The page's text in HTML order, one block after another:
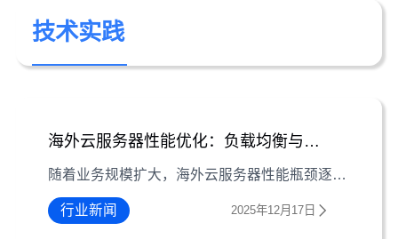
技术实践
海外云服务器性能优化：负载均衡与缓存实战
随着业务规模扩大，海外云服务器性能瓶颈逐渐显现。本文结合负载均衡与缓存技术的具体应用，解析如何提升服务器响应效率与稳定性，适配企业业务增长需求。
行业新闻 2025年12月17日